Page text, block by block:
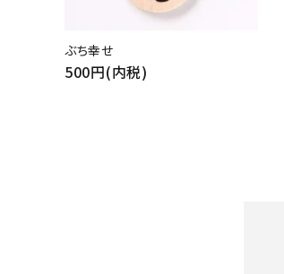
決済・送料
包装について
ぶち幸せ
500円(内税)